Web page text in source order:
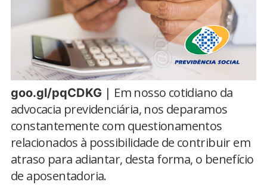
goo.gl/pqCDKG | Em nosso cotidiano da
advocacia previdenciária, nos deparamos
constantemente com questionamentos
relacionados à possibilidade de contribuir em
atraso para adiantar, desta forma, o benefício
de aposentadoria.